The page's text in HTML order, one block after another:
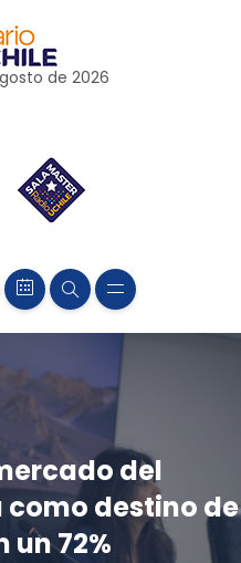
de 2026
del
como destino de
72%